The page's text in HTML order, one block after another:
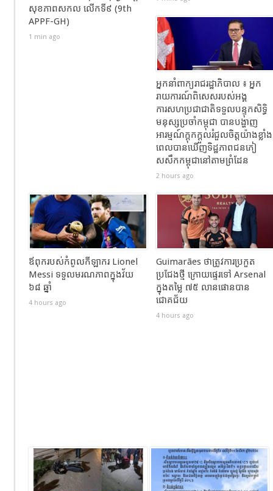
សុខភាពសកល លើកទី៩ (9th
APPF-GH)
1 min ago
អ្នកនាំពាក្យរាជរដ្ឋាភិបាល ៖ អ្នក
រាយការណ៍ពិសេសរបស់អង្គ
ការសហប្រជាជាតិទទួលបន្ទុកសិទ្ធិ
មនុស្សប្រចាំកម្ពុជា បានបង្ហាញ
អារម្មណ៍ក្តុកក្តួលរំជួលចិត្តយ៉ាងខ្លាំង
ពេលបានឃើញទិដ្ឋភាពជនភៀ
សសឹកកម្ពុជានៅតាមព្រំដែន
2 hours ago
ឪពុករបស់កំពូលកីឡាករ Lionel
Messi ទទួលមរណភាពក្នុងវ័យ
៦៨ ឆ្នាំ
4 hours ago
Guimarães ថាត្រូវការប្រកួត
ប្រជែងថ្មី ក្រោយផ្ទេរទៅ Arsenal
ក្នុងតម្លៃ ៧៥ លានផោនបាន
ជោគជ័យ
4 hours ago